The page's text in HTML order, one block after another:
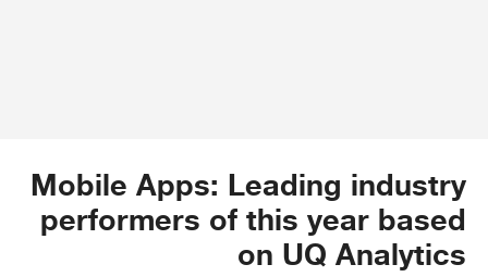
Mobile Apps: Leading industry
performers of this year based
on UQ Analytics